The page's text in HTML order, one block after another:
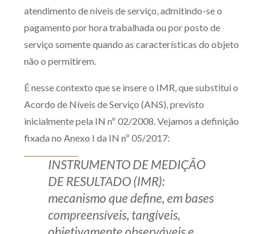
Av. Sete de Setembro, 4698
Batel Curitiba/PR CEP80240-000
Whatsapp (41) 98881-6616
atendimento de níveis de serviço, admitindo-se o
pagamento por hora trabalhada ou por posto de
serviço somente quando as características do objeto
não o permitirem.
É nesse contexto que se insere o IMR, que substitui o
Acordo de Níveis de Serviço (ANS), previsto
inicialmente pela IN nº 02/2008. Vejamos a definição
fixada no Anexo I da IN nº 05/2017:
INSTRUMENTO DE MEDIÇÃO
DE RESULTADO (IMR):
mecanismo que define, em bases
compreensíveis, tangíveis,